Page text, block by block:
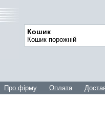
Кошик
Кошик порожній
Про фірму Оплата